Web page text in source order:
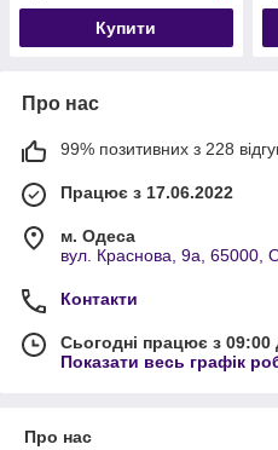
Купити
Про нас
99% позитивних з 228
Працює з 17.06.2022
м. Одеса
вул. Краснова, 9а, 65000,
Контакти
Сьогодні працює з 09:00
Показати весь графік
Про нас